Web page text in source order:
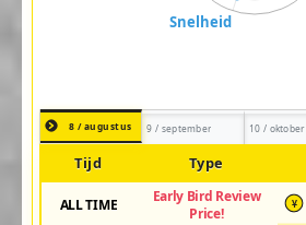
8 / augustus 9 / september 10 / oktober
Tijd Type
ALL TIME
Early Bird Review
Price!
¥